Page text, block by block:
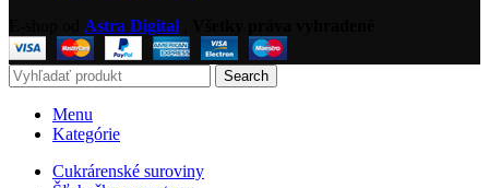
Astra Digital
Search
Menu
Kategórie
Cukrárenské suroviny